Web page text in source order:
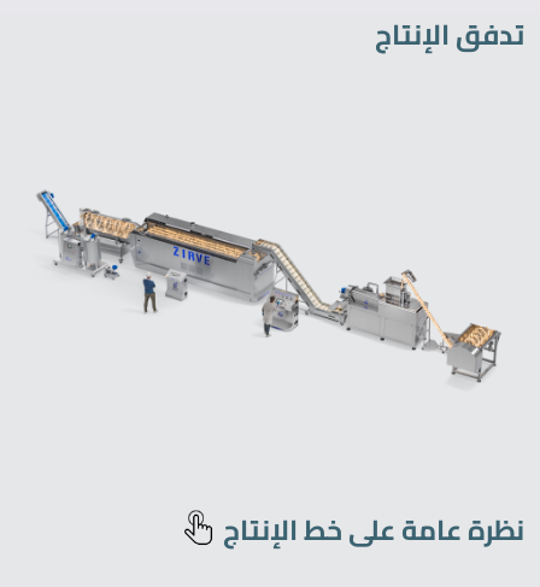
تدفق الإنتاج
نظرة عامة على خط الإنتاج